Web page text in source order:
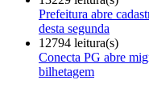
Prefeitura abre
desta segunda
12794 leitura(s)
Conecta PG abre
bilhetagem